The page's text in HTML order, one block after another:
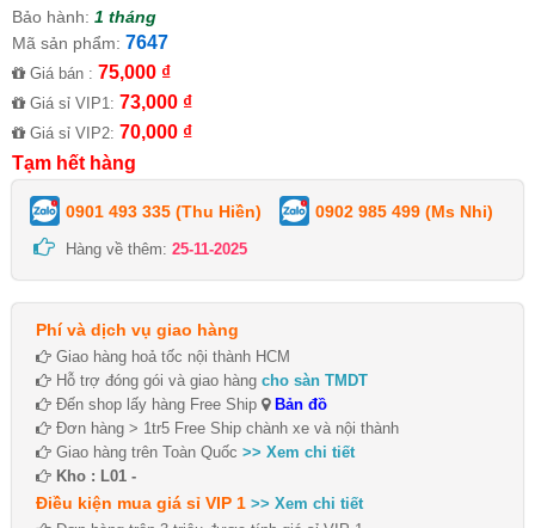
Bảo hành: 1 tháng
Mã sản phẩm: 7647
Giá bán : 75,000 ₫
Giá sỉ VIP1: 73,000 ₫
Giá sỉ VIP2: 70,000 ₫
Tạm hết hàng
0901 493 335 (Thu Hiền) 0902 985 499 (Ms Nhi)
Hàng về thêm: 25-11-2025
Phí và dịch vụ giao hàng
Giao hàng hoả tốc nội thành HCM
Hỗ trợ đóng gói và giao hàng cho sàn TMDT
Đến shop lấy hàng Free Ship
Bản đồ
Đơn hàng > 1tr5 Free Ship chành xe và nội thành
Giao hàng trên Toàn Quốc >> Xem chi tiết
Kho : L01 -
Điều kiện mua giá sỉ VIP 1 >> Xem chi tiết